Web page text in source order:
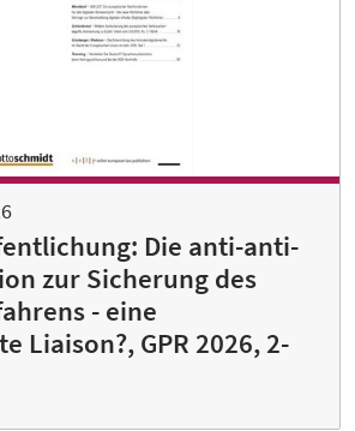
Die anti-anti-
zur Sicherung des
- eine
Liaison?, GPR 2026, 2-